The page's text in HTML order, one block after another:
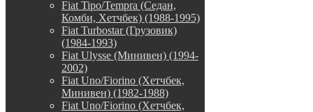
Fiat Tipo/Tempra (Седан,
Комби, Хетчбек) (1988-1995)
Fiat Turbostar (Грузовик)
(1984-1993)
Fiat Ulysse (Минивен) (1994-
2002)
Fiat Uno/Fiorino (Хетчбек,
Минивен) (1982-1988)
Fiat Uno/Fiorino (Хетчбек,